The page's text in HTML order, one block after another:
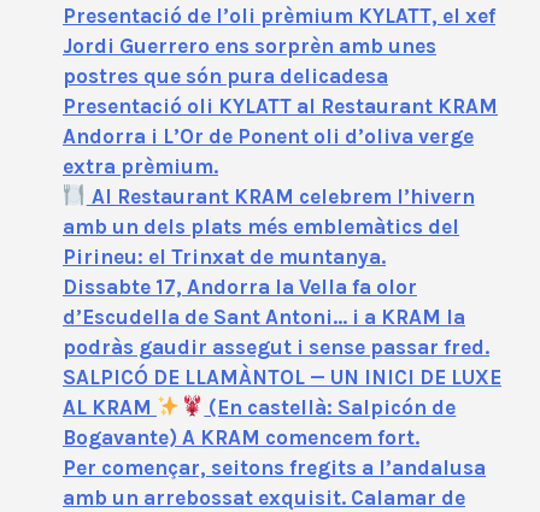
Presentació de l’oli prèmium KYLATT, el xef
Jordi Guerrero ens sorprèn amb unes
postres que són pura delicadesa
Presentació oli KYLATT al Restaurant KRAM
Andorra i L’Or de Ponent oli d’oliva verge
extra prèmium.
Al Restaurant KRAM celebrem l’hivern
amb un dels plats més emblemàtics del
Pirineu: el Trinxat de muntanya.
Dissabte 17, Andorra la Vella fa olor
d’Escudella de Sant Antoni… i a KRAM la
podràs gaudir assegut i sense passar fred.
SALPICÓ DE LLAMÀNTOL — UN INICI DE LUXE
AL KRAM
(En castellà: Salpicón de
Bogavante) A KRAM comencem fort.
Per començar, seitons fregits a l’andalusa
amb un arrebossat exquisit. Calamar de